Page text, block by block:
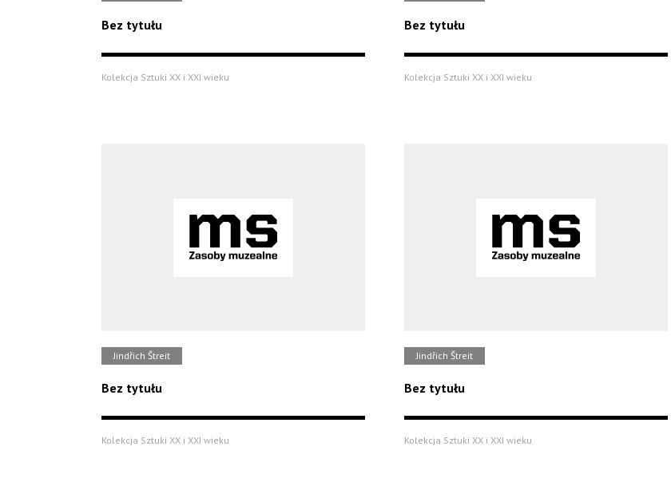
Bez tytułu
Kolekcja Sztuki XX i XXI wieku
Bez tytułu
Kolekcja Sztuki XX i XXI wieku
Jindřich Štreit
Bez tytułu
Kolekcja Sztuki XX i XXI wieku
Jindřich Štreit
Bez tytułu
Kolekcja Sztuki XX i XXI wieku